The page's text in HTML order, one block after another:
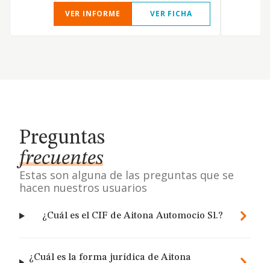
VER INFORME VER FICHA
Preguntas
frecuentes
Estas son alguna de las preguntas que se
hacen nuestros usuarios
¿Cuál es el CIF de Aitona Automocio Sl.?
¿Cuál es la forma jurídica de Aitona